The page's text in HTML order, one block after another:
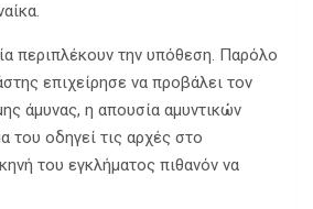
περιπλέκουν την υπόθεση. Παρόλο
επιχείρησε να προβάλει τον
άμυνας, η απουσία αμυντικών
του οδηγεί τις αρχές στο
του εγκλήματος πιθανόν να